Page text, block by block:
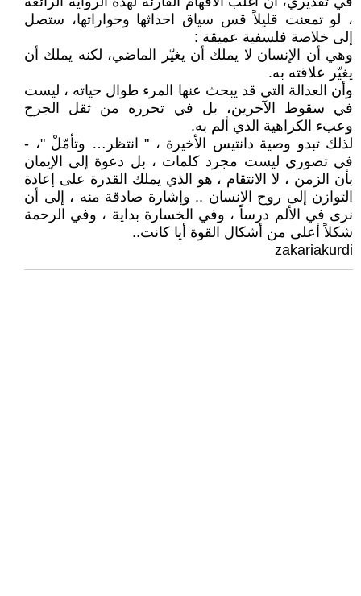
، لو تمعنت قليلاً قس سياق احداثها وحواراتها، ستصل
إلى خلاصة فلسفية عميقة :
وهي أن الإنسان لا يملك أن يغيّر الماضي، لكنه يملك أن
يغيّر علاقته به.
وأن العدالة التي قد يبحث عنها المرء طوال حياته ، ليست
في سقوط الآخرين، بل في تحرره من ثقل الجرح
وعبء الكراهية الذي ألم به.
لذلك تبدو وصية دانتيس الأخيرة ، " انتظر… وتأمّلْ "، -
في تصوري ليست مجرد كلمات ، بل دعوة إلى الإيمان
بأن الزمن ، لا الانتقام ، هو الذي يملك القدرة على إعادة
التوازن إلى روح الانسان .. وإشارة صادقة منه ، إلى أن
نرى في الألم درساً ، وفي الخسارة بداية ، وفي الرحمة
شكلاً أعلى من أشكال القوة أيا كانت..
zakariakurdi